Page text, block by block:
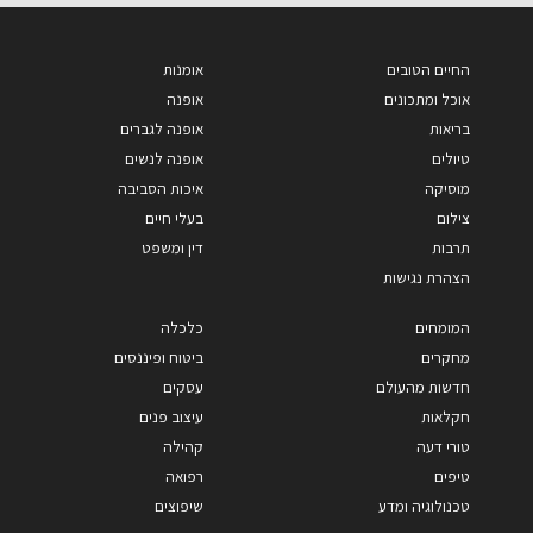
החיים הטובים
אוכל ומתכונים
בריאות
טיולים
מוסיקה
צילום
תרבות
הצהרת נגישות
אומנות
אופנה
אופנה לגברים
אופנה לנשים
איכות הסביבה
בעלי חיים
דין ומשפט
המומחים
מחקרים
חדשות מהעולם
חקלאות
טורי דעה
טיפים
טכנולוגיה ומדע
כלכלה
ביטוח ופיננסים
עסקים
עיצוב פנים
קהילה
רפואה
שיפוצים